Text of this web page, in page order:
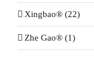
Xingbao® (22)
Zhe Gao® (1)